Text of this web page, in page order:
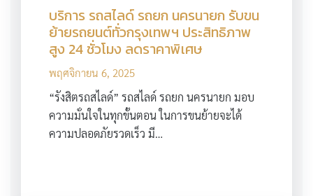
บริการ รถสไลด์ รถยก นครนายก รับขน
ย้ายรถยนต์ทั่วกรุงเทพฯ ประสิทธิภาพ
สูง 24 ชั่วโมง ลดราคาพิเศษ
พฤศจิกายน 6, 2025
“รังสิตรถสไลด์” รถสไลด์ รถยก นครนายก มอบ
ความมั่นใจในทุกขั้นตอน ในการขนย้ายจะได้
ความปลอดภัยรวดเร็ว มี…